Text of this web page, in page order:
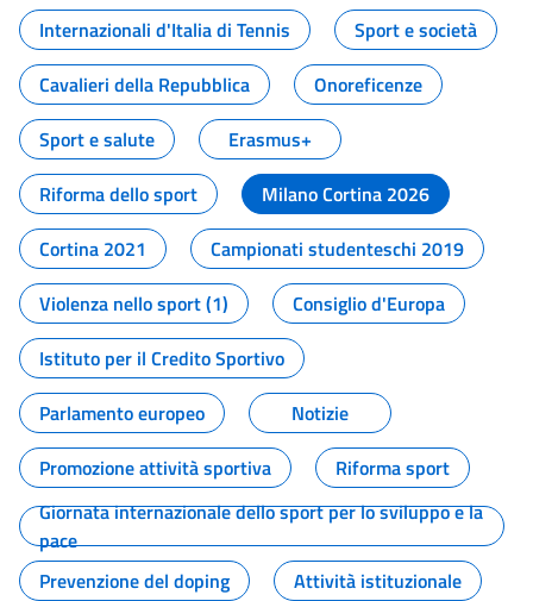
Internazionali d'Italia di Tennis
Sport e società
Cavalieri della Repubblica
Onoreficenze
Sport e salute
Erasmus+
Riforma dello sport
Milano Cortina 2026
Cortina 2021
Campionati studenteschi 2019
Violenza nello sport (1)
Consiglio d'Europa
Istituto per il Credito Sportivo
Parlamento europeo
Notizie
Promozione attività sportiva
Riforma sport
Giornata internazionale dello sport per lo sviluppo e la
pace
Prevenzione del doping
Attività istituzionale